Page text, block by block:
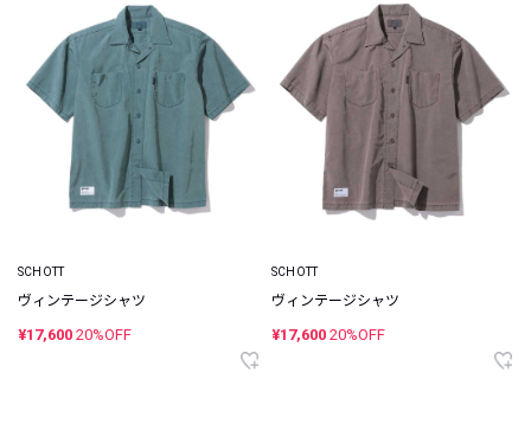
SCHOTT
ヴィンテージシャツ
¥17,600 20%OFF
SCHOTT
ヴィンテージシャツ
¥17,600 20%OFF